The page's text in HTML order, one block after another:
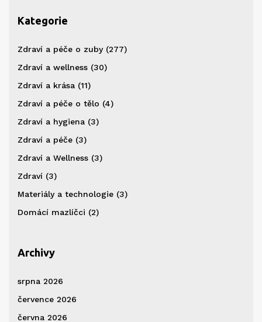
Kategorie
Zdraví a péče o zuby (277)
Zdraví a wellness (30)
Zdraví a krása (11)
Zdraví a péče o tělo (4)
Zdraví a hygiena (3)
Zdraví a péče (3)
Zdraví a Wellness (3)
Zdraví (3)
Materiály a technologie (3)
Domácí mazlíčci (2)
Archivy
srpna 2026
července 2026
června 2026